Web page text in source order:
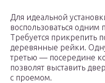
Для идеальной
воспользоваться
Требуется прикрепить
деревянные рейки.
третью — посередине
позволят выставить
с проемом.